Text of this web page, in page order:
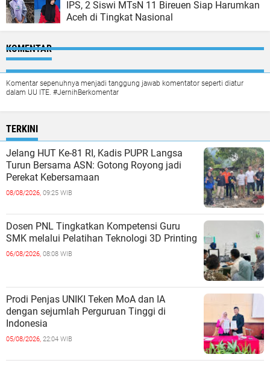
IPS, 2 Siswi MTsN 11 Bireuen Siap Harumkan
Aceh di Tingkat Nasional
KOMENTAR
Komentar sepenuhnya menjadi tanggung jawab komentator seperti diatur
dalam UU ITE. #JernihBerkomentar
TERKINI
Jelang HUT Ke-81 RI, Kadis PUPR Langsa
Turun Bersama ASN: Gotong Royong jadi
Perekat Kebersamaan
08/08/2026, 09:25 WIB
Dosen PNL Tingkatkan Kompetensi Guru
SMK melalui Pelatihan Teknologi 3D Printing
06/08/2026, 08:08 WIB
Prodi Penjas UNIKI Teken MoA dan IA
dengan sejumlah Perguruan Tinggi di
Indonesia
05/08/2026, 22:04 WIB